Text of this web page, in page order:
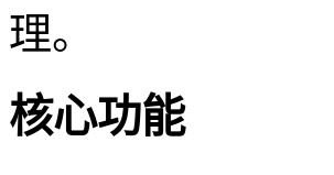
理。
核心功能